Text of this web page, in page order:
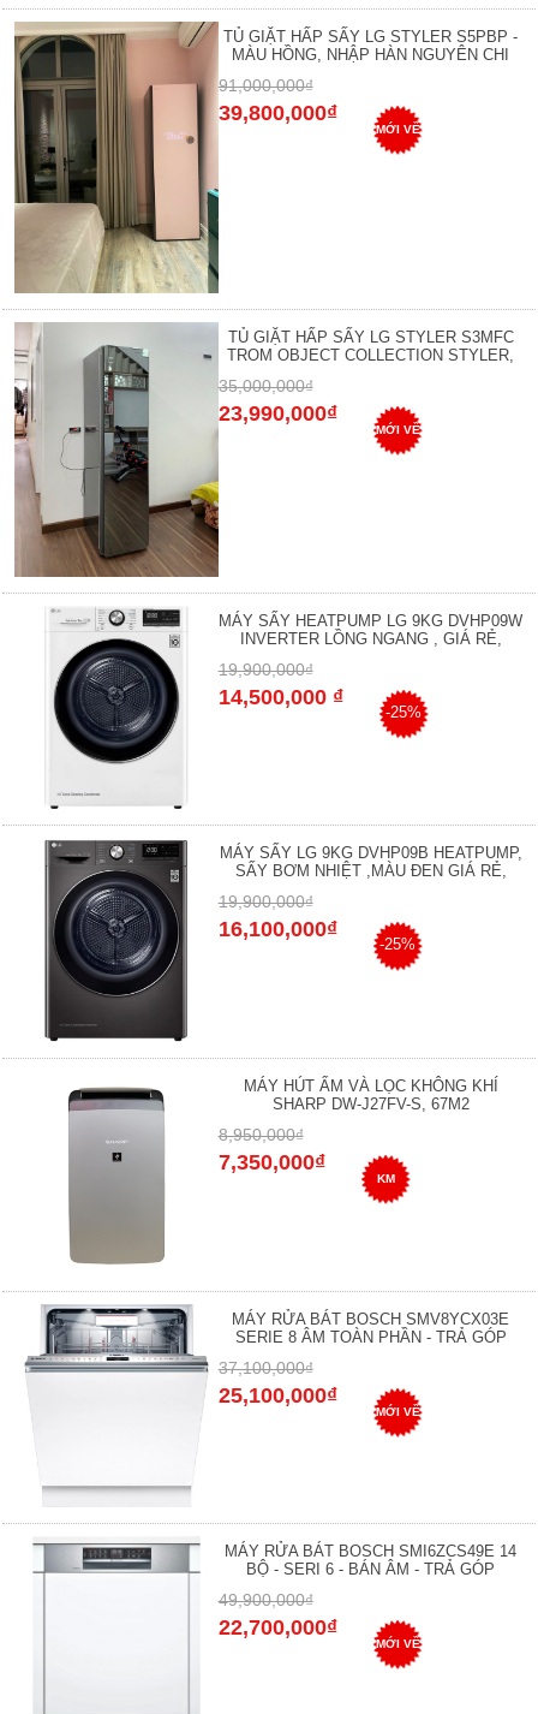
TỦ GIẶT HẤP SẤY LG STYLER S5PBP -
MÀU HỒNG, NHẬP HÀN NGUYÊN CHI
91,000,000₫
39,800,000₫
MỚI VỀ
TỦ GIẶT HẤP SẤY LG STYLER S3MFC
TROM OBJECT COLLECTION STYLER,
35,000,000₫
23,990,000₫
MỚI VỀ
MÁY SẤY HEATPUMP LG 9KG DVHP09W
INVERTER LỒNG NGANG , GIÁ RẺ,
19,900,000₫
14,500,000 ₫
-25%
MÁY SẤY LG 9KG DVHP09B HEATPUMP,
SẤY BƠM NHIỆT ,MÀU ĐEN GIÁ RẺ,
19,900,000₫
16,100,000₫
-25%
MÁY HÚT ẨM VÀ LỌC KHÔNG KHÍ
SHARP DW-J27FV-S, 67M2
8,950,000₫
7,350,000₫
KM
MÁY RỬA BÁT BOSCH SMV8YCX03E
SERIE 8 ÂM TOÀN PHẦN - TRẢ GÓP
37,100,000₫
25,100,000₫
MỚI VỀ
MÁY RỬA BÁT BOSCH SMI6ZCS49E 14
BỘ - SERI 6 - BÁN ÂM - TRẢ GÓP
49,900,000₫
22,700,000₫
MỚI VỀ